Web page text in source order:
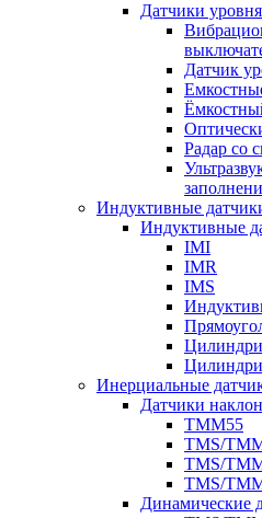
Датчики
Датчик
Радар со
Индуктивные
Индуктивные
IMI
IMR
IMS
Инерциальные
Датчики
TMM55
TMS/
TMS/
TMS/
Динамические